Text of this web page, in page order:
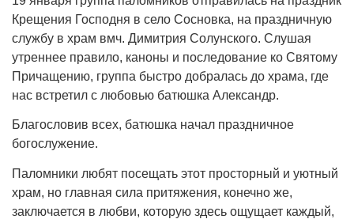
Крещения Господня в село Сосновка, на праздничную
службу в храм вмч. Димитрия Солунского. Слушая
утреннее правило, каноны и последование ко Святому
Причащению, группа быстро добралась до храма, где
нас встретил с любовью батюшка Александр.
Благословив всех, батюшка начал праздничное
богослужение.
Паломники любят посещать этот просторный и уютный
храм, но главная сила притяжения, конечно же,
заключается в любви, которую здесь ощущает каждый,